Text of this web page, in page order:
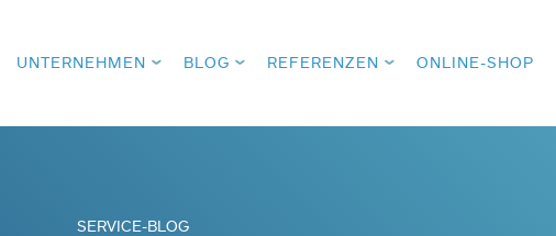
UNTERNEHMEN BLOG REFERENZEN ONLINE-SHOP
SERVICE-BLOG